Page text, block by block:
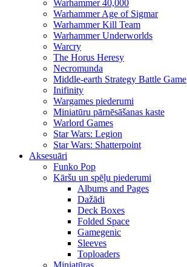
Warhammer 40,000
Warhammer Age of Sigmar
Warhammer Kill Team
Warhammer Underworlds
Warcry
The Horus Heresy
Necromunda
Middle-earth Strategy Battle Game
Inifinity
Wargames piederumi
Miniatūru pārnēsāšanas kaste
Warlord Games
Star Wars: Legion
Star Wars: Shatterpoint
Aksesuāri
Funko Pop
Kāršu un spēļu piederumi
Albums and Pages
Dažādi
Deck Boxes
Folded Space
Gamegenic
Sleeves
Toploaders
Miniatūras